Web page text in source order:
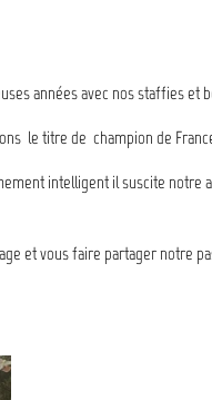
années avec nos staffies et
le titre de champion de
intelligent il suscite
et vous faire partager notre